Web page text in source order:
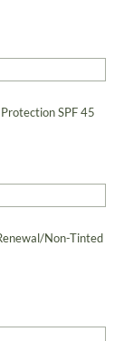
SPF 45
Non-Tinted